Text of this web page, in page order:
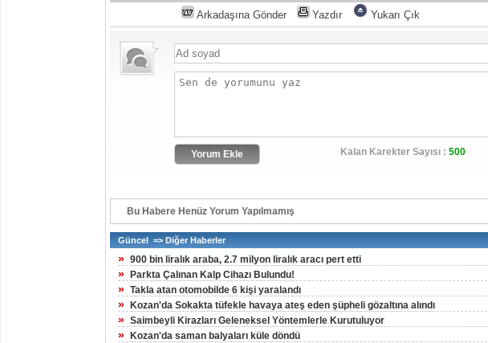
Arkadaşına Gönder Yazdır Yukarı Çık
Kalan Karekter Sayısı : 500
Bu Habere Henüz Yorum Yapılmamış
Güncel => Diğer Haberler
» 900 bin liralık araba, 2.7 milyon liralık aracı pert etti
» Parkta Çalınan Kalp Cihazı Bulundu!
» Takla atan otomobilde 6 kişi yaralandı
» Kozan'da Sokakta tüfekle havaya ateş eden şüpheli gözaltına alındı
» Saimbeyli Kirazları Geleneksel Yöntemlerle Kurutuluyor
» Kozan'da saman balyaları küle döndü